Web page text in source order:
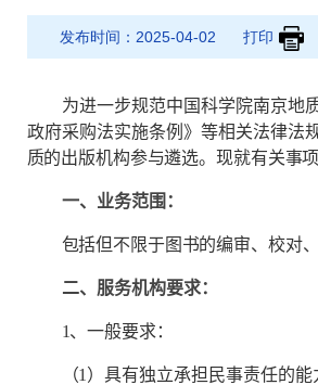
发布时间： 2025-04-02 打印
为进一步规范中国科学院南京地
政府采购法实施条例》等相关法律法
质的出版机构参与遴选。现就有关事项
一、业务范围：
包括但不限于图书的编审、校对
二、服务机构要求：
1、一般要求：
（1 ）具有独立承担民事责任的能